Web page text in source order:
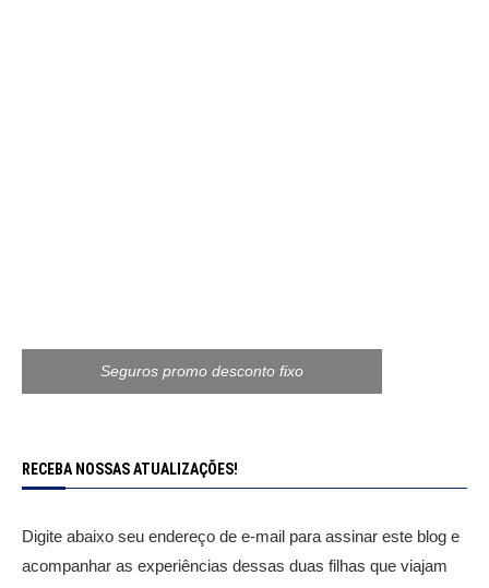
Seguros promo desconto fixo
RECEBA NOSSAS ATUALIZAÇÕES!
Digite abaixo seu endereço de e-mail para assinar este blog e
acompanhar as experiências dessas duas filhas que viajam